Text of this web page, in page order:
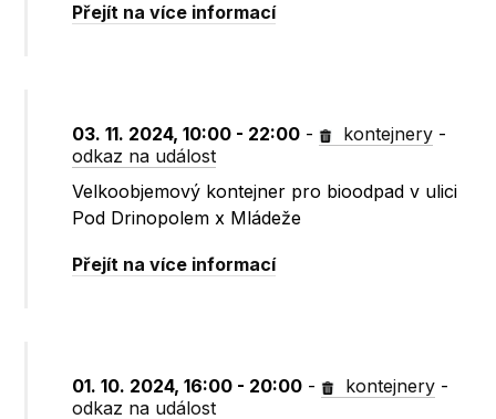
Přejít na více informací
03. 11. 2024, 10:00 - 22:00 - kontejnery -
odkaz na událost
Velkoobjemový kontejner pro bioodpad v ulici
Pod Drinopolem x Mládeže
Přejít na více informací
01. 10. 2024, 16:00 - 20:00 - kontejnery -
odkaz na událost